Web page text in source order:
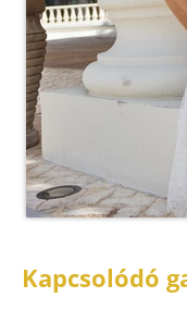
Kapcsolódó